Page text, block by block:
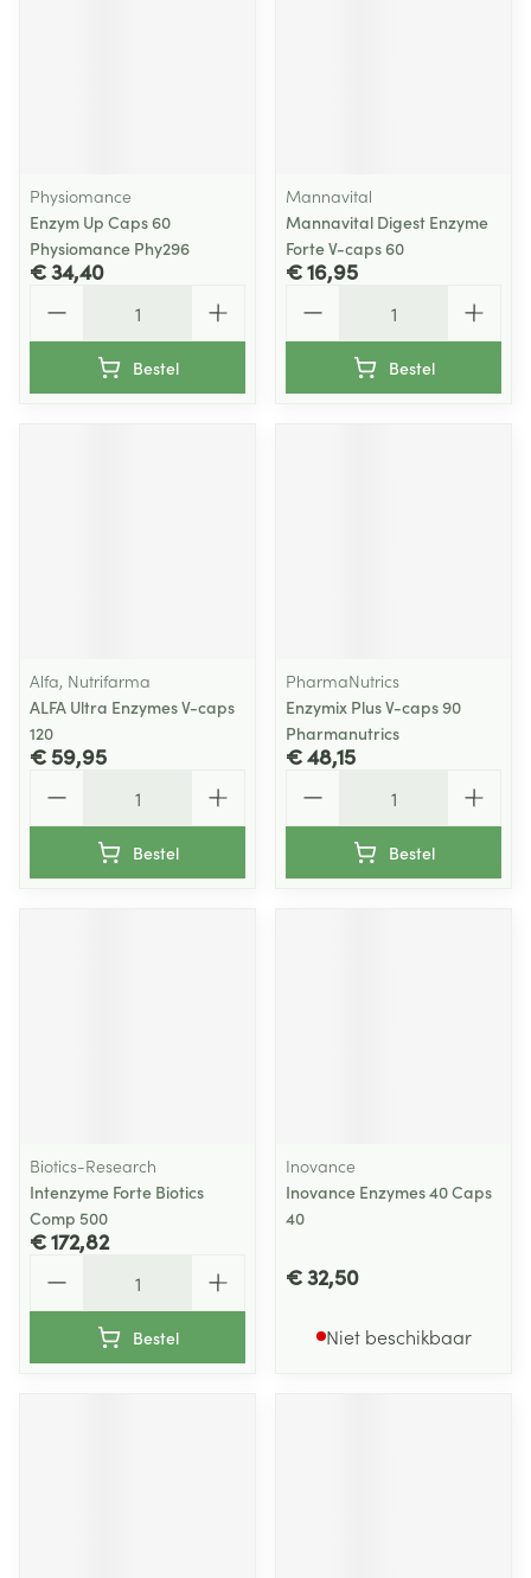
Physiomance
Enzym Up Caps 60
Physiomance Phy296
€ 34,40
Bestel
Mannavital
Mannavital Digest Enzyme
Forte V-caps 60
€ 16,95
Bestel
Alfa, Nutrifarma
ALFA Ultra Enzymes V-caps
120
€ 59,95
Bestel
PharmaNutrics
Enzymix Plus V-caps 90
Pharmanutrics
€ 48,15
Bestel
Biotics-Research
Intenzyme Forte Biotics
Comp 500
€ 172,82
Bestel
Inovance
Inovance Enzymes 40 Caps
40
€ 32,50
Niet beschikbaar